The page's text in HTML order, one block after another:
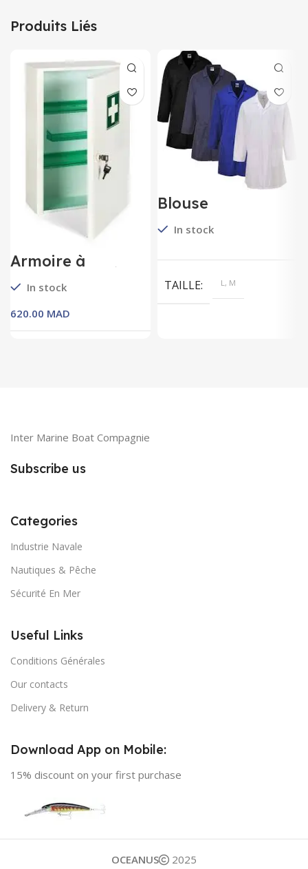
Produits Liés
Armoire à
pharmacie métal
In stock
MAD
Blouse
In stock
TAILLE L, M
Inter Marine Boat Compagnie
Subscribe us
Categories
Industrie Navale
Nautiques & Pêche
Sécurité En Mer
Useful Links
Conditions Générales
Our contacts
Delivery & Return
Download App on Mobile:
15% discount on your first purchase
OCEANUS 2025